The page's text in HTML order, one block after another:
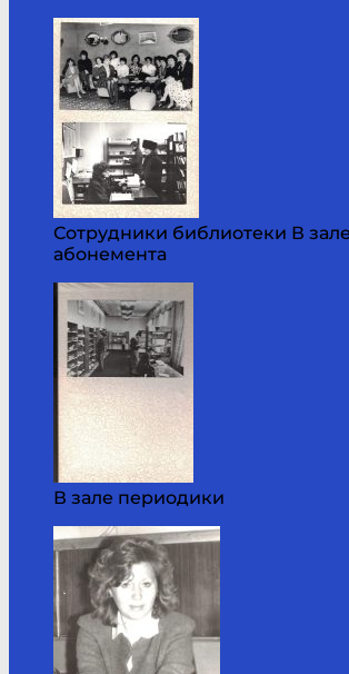
Сотрудники библиотеки В зале
абонемента
В зале периодики